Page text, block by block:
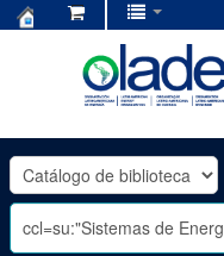
OLADE
-